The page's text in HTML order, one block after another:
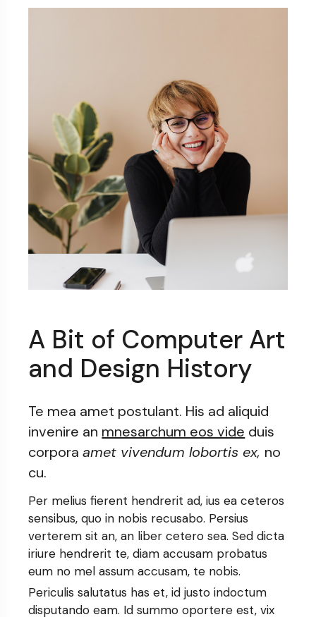
A Bit of Computer Art
and Design History
Te mea amet postulant. His ad aliquid
invenire an mnesarchum eos vide duis
corporaamet vivendum lobortis ex, no
cu.
Per melius fierent hendrerit ad, ius ea ceteros
sensibus, quo in nobis recusabo. Persius
verterem sit an, an liber cetero sea. Sed dicta
iriure hendrerit te, diam accusam probatus
eum no mel assum accusam, te nobis.
Periculis salutatus has et, id justo indoctum
disputando eam. Id summo oportere est, vix